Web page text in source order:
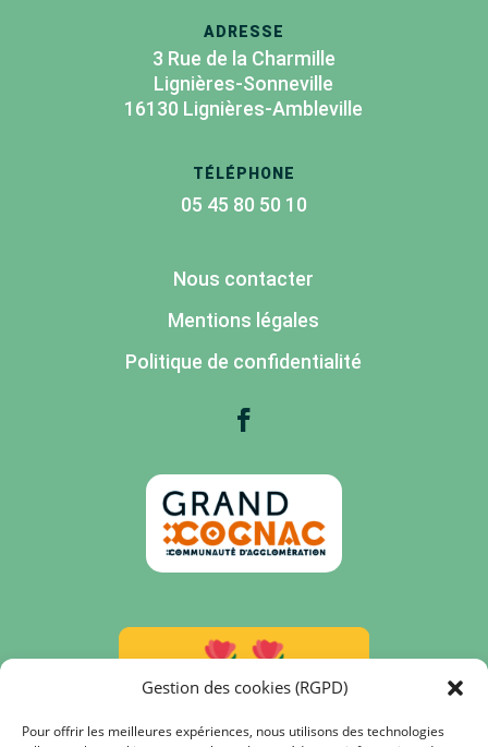
Gestion des cookies (RGPD)
Pour offrir les meilleures expériences, nous utilisons des technologies
ADRESSE
3 Rue de la Charmille
Lignières-Sonneville
16130 Lignières-Ambleville
TÉLÉPHONE
05 45 80 50 10
Nous contacter
Mentions légales
Politique de confidentialité